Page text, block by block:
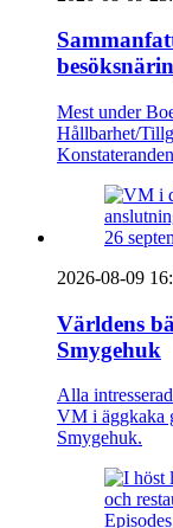
Mest under
Hållbarhet/
2026-08-09
Världens
Smygehuk
Alla
VM i äggkaka
Smygehuk.